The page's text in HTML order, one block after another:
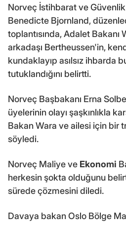
Norveç İstihbarat ve Güvenlik
Benedicte Bjornland,
toplantısında, Adalet Bakanı
arkadaşı Bertheussen'in,
kundaklayıp asılsız ihbarda
tutuklandığını belirtti.
Norveç Başbakanı Erna
üyelerinin olayı şaşkınlıkla
Bakan Wara ve ailesi için bir
söyledi.
Norveç Maliye ve Ekonomi
herkesin şokta olduğunu
sürede çözmesini diledi.
Davaya bakan Oslo Bölge